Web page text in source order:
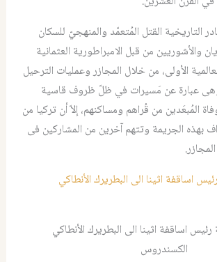
التاريخية القتل المُتعمّد والمنهجيّ للسكان
والأشوريين من قبل الامبراطورية العثمانية
الأولى، من خلال المجازر وعمليات الترحيل
وهى عبارة عن مَسيرات في ظلّ ظروف قاسية
المُبعَدين من قُراهم ومساكنهم، إلاّ أن تركيا من
بهذه الجريمة وتتهم آخرين من المشاركين فى
اساقفة اثينا الى البطريرك الأنطاكي
الكسندروس